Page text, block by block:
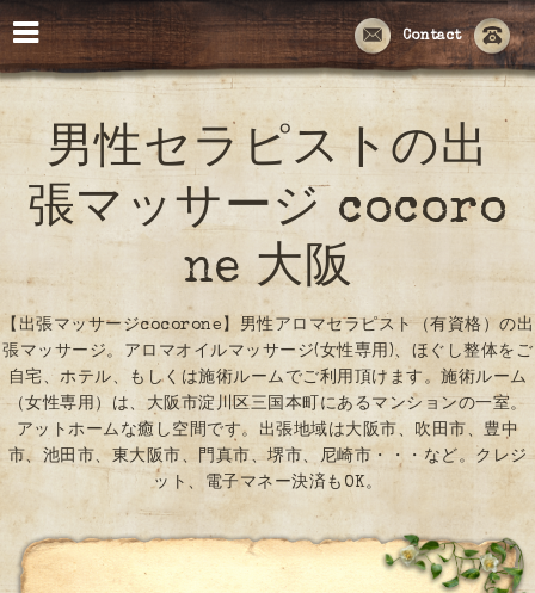
Contact
男性セラピストの出
張マッサージ cocoro
ne 大阪
【出張マッサージcocorone】男性アロマセラピスト（有資格）の出
張マッサージ。アロマオイルマッサージ(女性専用)、ほぐし整体をご
自宅、ホテル、もしくは施術ルームでご利用頂けます。施術ルーム
（女性専用）は、大阪市淀川区三国本町にあるマンションの一室。
アットホームな癒し空間です。出張地域は大阪市、吹田市、豊中
市、池田市、東大阪市、門真市、堺市、尼崎市・・・など。クレジ
ット、電子マネー決済もOK。